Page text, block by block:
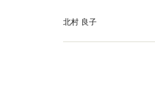
北村 良子